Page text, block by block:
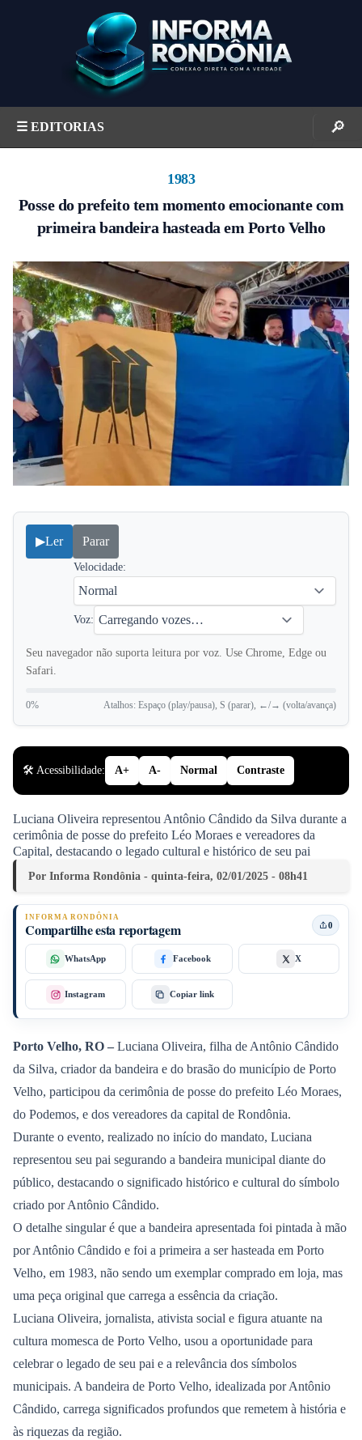
☰ EDITORIAS 🔎
1983
Posse do prefeito tem momento emocionante com
primeira bandeira hasteada em Porto Velho
▶Ler Parar
Velocidade:
Voz:
Seu navegador não suporta leitura por voz. Use Chrome, Edge ou
Safari.
0% Atalhos: Espaço (play/pausa), S (parar), ←/→ (volta/avança)
🛠️ Acessibilidade: A+ A- Normal Contraste
Luciana Oliveira representou Antônio Cândido da Silva durante a
cerimônia de posse do prefeito Léo Moraes e vereadores da
Capital, destacando o legado cultural e histórico de seu pai
Por Informa Rondônia - quinta-feira, 02/01/2025 - 08h41
INFORMA RONDÔNIA
Compartilhe esta reportagem 0
WhatsApp Facebook X
Instagram Copiar link
Porto Velho, RO – Luciana Oliveira, filha de Antônio Cândido
da Silva, criador da bandeira e do brasão do município de Porto
Velho, participou da cerimônia de posse do prefeito Léo Moraes,
do Podemos, e dos vereadores da capital de Rondônia.
Durante o evento, realizado no início do mandato, Luciana
representou seu pai segurando a bandeira municipal diante do
público, destacando o significado histórico e cultural do símbolo
criado por Antônio Cândido.
O detalhe singular é que a bandeira apresentada foi pintada à mão
por Antônio Cândido e foi a primeira a ser hasteada em Porto
Velho, em 1983, não sendo um exemplar comprado em loja, mas
uma peça original que carrega a essência da criação.
Luciana Oliveira, jornalista, ativista social e figura atuante na
cultura momesca de Porto Velho, usou a oportunidade para
celebrar o legado de seu pai e a relevância dos símbolos
municipais. A bandeira de Porto Velho, idealizada por Antônio
Cândido, carrega significados profundos que remetem à história e
às riquezas da região.